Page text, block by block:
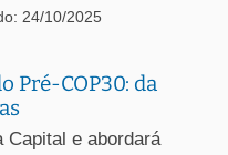
24/10/2025
Pré-COP30: da
Capital e abordará